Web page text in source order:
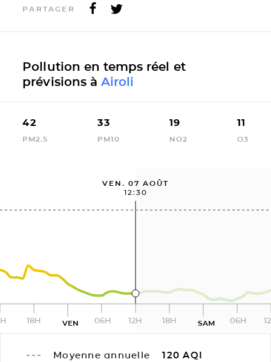
PARTAGER
Pollution en temps réel et
prévisions à Airoli
42
PM2.5
33
PM10
19
NO2
11
O3
VEN. 07 AOÛT
12:30
18H VEN 06H 12H 18H SAM 06H
Moyenne annuelle 120 AQI